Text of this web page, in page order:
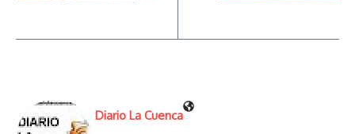
Diario La Cuenca